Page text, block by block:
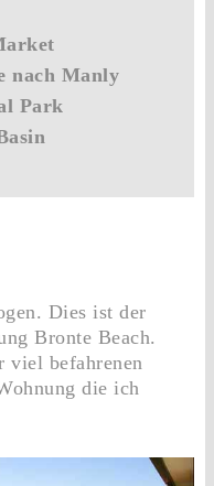
nach Manly
Park
Dies ist der
Bronte Beach.
viel befahrenen
die ich